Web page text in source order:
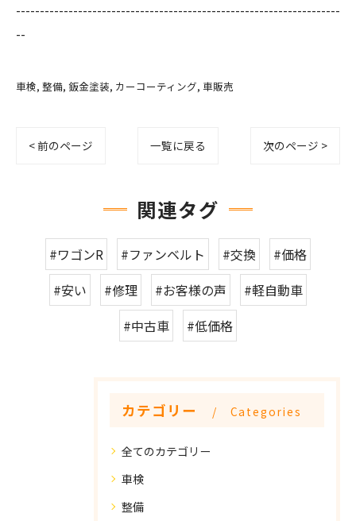
--------------------------------------------------------------------
--
車検 整備 鈑金塗装 カーコーティング 車販売
< 前のページ 一覧に戻る 次のページ >
関連タグ
#ワゴンR #ファンベルト #交換
#価格
#安い
#修理 #お客様の声
#軽自動車
#中古車
#低価格
カテゴリー Categories
全てのカテゴリー
車検
整備